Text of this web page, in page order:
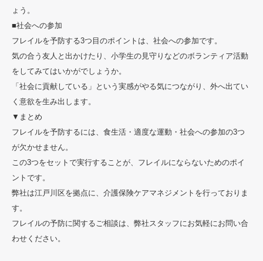
ょう。
■社会への参加
フレイルを予防する3つ目のポイントは、社会への参加です。
気の合う友人と出かけたり、小学生の見守りなどのボランティア活動
をしてみてはいかがでしょうか。
「社会に貢献している」という実感がやる気につながり、外へ出てい
く意欲を生み出します。
▼まとめ
フレイルを予防するには、食生活・適度な運動・社会への参加の3つ
が欠かせません。
この3つをセットで実行することが、フレイルにならないためのポイ
ントです。
弊社は江戸川区を拠点に、介護保険ケアマネジメントを行っておりま
す。
フレイルの予防に関するご相談は、弊社スタッフにお気軽にお問い合
わせください。